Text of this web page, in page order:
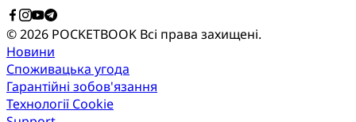
© 2026 POCKETBOOK Всі права захищені.
Новини
Споживацька угода
Гарантійні зобов'язання
Технології Cookie